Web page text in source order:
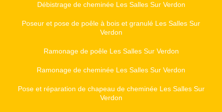
Débistrage de cheminée Les Salles Sur Verdon
Poseur et pose de poêle à bois et granulé Les Salles Sur
Verdon
Ramonage de poêle Les Salles Sur Verdon
Ramonage de cheminée Les Salles Sur Verdon
Pose et réparation de chapeau de cheminée Les Salles Sur
Verdon